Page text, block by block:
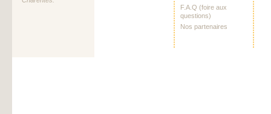
F.A.Q (foire aux
questions)
Nos partenaires